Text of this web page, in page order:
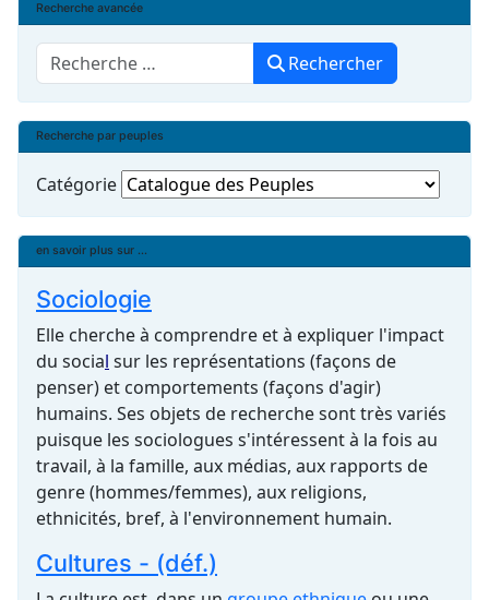
Recherche avancée
Rechercher Rechercher
Recherche par peuples
Catégorie
en savoir plus sur ...
Sociologie
Elle cherche à comprendre et à expliquer l'impact
du social sur les représentations (façons de
penser) et comportements (façons d'agir)
humains. Ses objets de recherche sont très variés
puisque les sociologues s'intéressent à la fois au
travail, à la famille, aux médias, aux rapports de
genre (hommes/femmes), aux religions,
ethnicités, bref, à l'environnement humain.
Cultures - (déf.)